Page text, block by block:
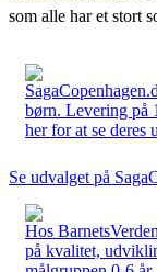
som alle har et stort
børn. Levering på
her for at se deres
Se udvalget på
Hos
på kvalitet,